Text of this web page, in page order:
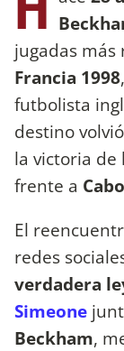
jugadas más
Francia 1998
futbolista
destino
la victoria de
frente a
El
redes
verdadera
Simeone
Beckham,